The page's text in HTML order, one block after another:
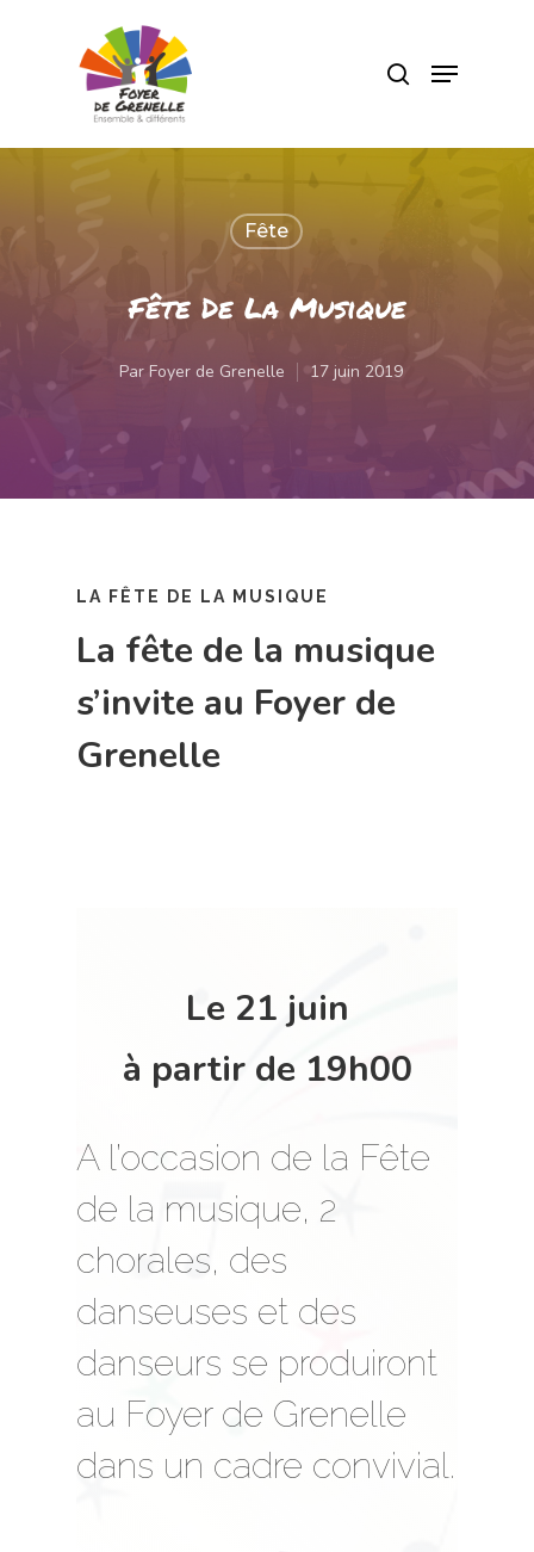
Pressez Entrée pour rechercher ou Echap
Fête
Fête De La Musique
Par Foyer de Grenelle 17 juin 2019
LA FÊTE DE LA MUSIQUE
La fête de la musique
s’invite au Foyer de
Grenelle
Le 21 juin
à partir de 19h00
A l’occasion de la Fête
de la musique, 2
chorales, des
danseuses et des
danseurs se produiront
au Foyer de Grenelle
dans un cadre convivial.